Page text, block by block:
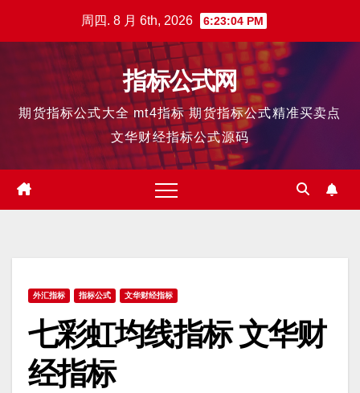
周四. 8 月 6th, 2026 6:23:04 PM
指标公式网
期货指标公式大全 mt4指标 期货指标公式精准买卖点
文华财经指标公式源码
外汇指标 指标公式 文华财经指标
七彩虹均线指标 文华财
经指标